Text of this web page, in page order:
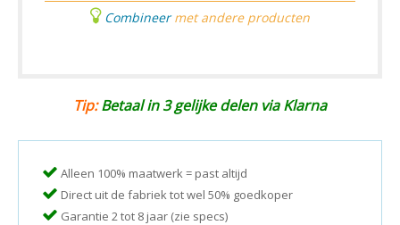
Combineermet andere producten
Tip:Betaal in 3 gelijke delen via Klarna
Alleen 100% maatwerk = past altijd
Direct uit de fabriek tot wel 50% goedkoper
Garantie 2 tot 8 jaar (zie specs)